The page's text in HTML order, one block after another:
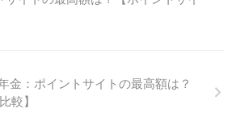
金：ポイントサイトの最高額は？
較】